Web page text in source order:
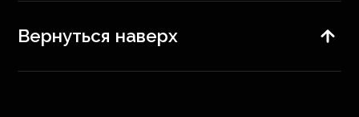
Вернуться наверх